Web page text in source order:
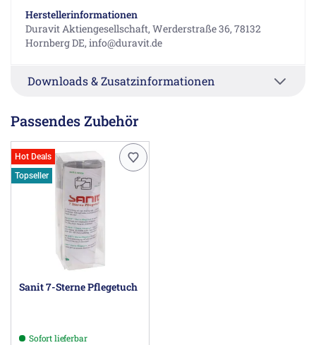
Herstellerinformationen
Duravit Aktiengesellschaft, Werderstraße 36, 78132
Hornberg DE, info@duravit.de
Downloads & Zusatzinformationen
Passendes Zubehör
Hot Deals
Topseller
Sanit 7-Sterne Pflegetuch
Sofort lieferbar